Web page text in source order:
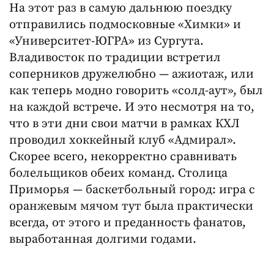
На этот раз в самую дальнюю поездку
отправились подмосковные «Химки» и
«Университет-ЮГРА» из Сургута.
Владивосток по традиции встретил
соперников дружелюбно — ажиотаж, или
как теперь модно говорить «солд-аут», был
на каждой встрече. И это несмотря на то,
что в эти дни свои матчи в рамках КХЛ
проводил хоккейный клуб «Адмирал».
Скорее всего, некорректно сравнивать
болельщиков обеих команд. Столица
Приморья — баскетбольный город: игра с
оранжевым мячом тут была практически
всегда, от этого и преданность фанатов,
выработанная долгими годами.